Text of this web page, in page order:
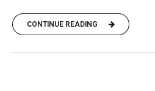
CONTINUE READING